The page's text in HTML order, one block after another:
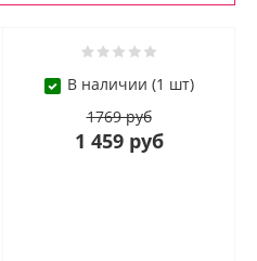
В наличии (1 шт)
1769 руб
1 459 руб